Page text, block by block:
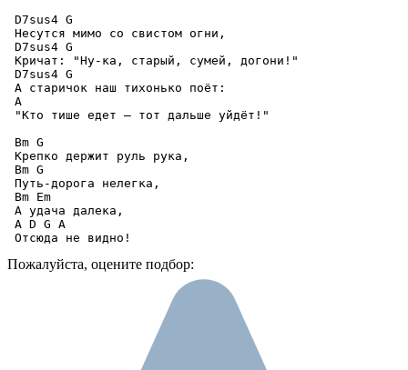
D7sus4 G
Несутся мимо со свистом огни,
D7sus4 G
Кричат: "Ну-ка, старый, сумей, догони!"
D7sus4 G
А старичок наш тихонько поёт:
A
"Кто тише едет – тот дальше уйдёт!"
Bm G
Крепко держит руль рука,
Bm G
Путь-дорога нелегка,
Bm Em
А удача далека,
A D G A
Отсюда не видно!
Пожалуйста, оцените подбор: